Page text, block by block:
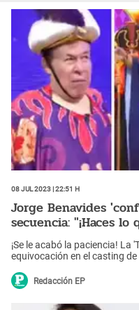
08 Jul 2023 | 22:51 h
Jorge Benavides
secuencia: "¡Haces
¡Se le acabó la paciencia!
equivocación en el casting de
Redacción EP